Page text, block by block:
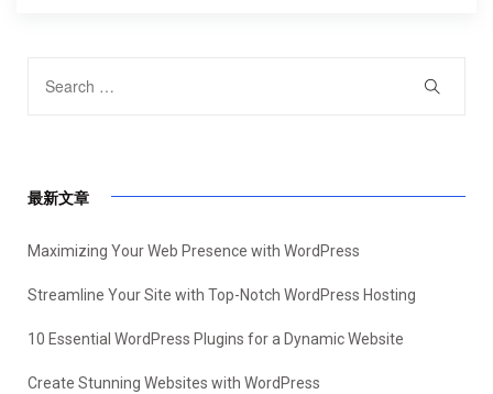
最新文章
Maximizing Your Web Presence with WordPress
Streamline Your Site with Top-Notch WordPress Hosting
10 Essential WordPress Plugins for a Dynamic Website
Create Stunning Websites with WordPress